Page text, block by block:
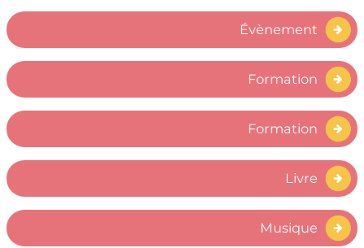
Évènement
Formation
Formation
Livre
Musique